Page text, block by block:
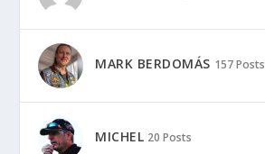
MARK BERDOMÁS 157 Posts
MICHEL 20 Posts